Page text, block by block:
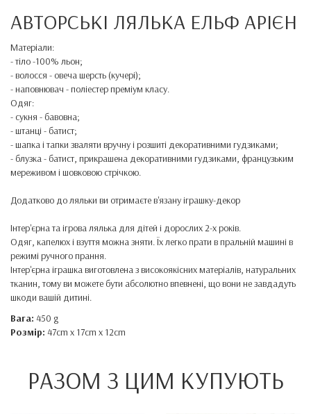
АВТОРСЬКІ ЛЯЛЬКА ЕЛЬФ АРІЄН
Матеріали:
- тіло -100% льон;
- волосся - овеча шерсть (кучері);
- наповнювач - поліестер преміум класу.
Одяг:
- сукня - бавовна;
- штанці - батист;
- шапка і тапки зваляти вручну і розшиті декоративними гудзиками;
- блузка - батист, прикрашена декоративними гудзиками, французьким
мереживом і шовковою стрічкою.
Додатково до ляльки ви отримаєте в'язану іграшку-декор
Інтер'єрна та ігрова лялька для дітей і дорослих 2-х років.
Одяг, капелюх і взуття можна зняти. Їх легко прати в пральній машині в
режимі ручного прання.
Інтер'єрна іграшка виготовлена ​​з високоякісних матеріалів, натуральних
тканин, тому ви можете бути абсолютно впевнені, що вони не завдадуть
шкоди вашій дитині.
Вага: 450 g
Розмір: 47cm x 17cm x 12cm
РАЗОМ З ЦИМ КУПУЮТЬ